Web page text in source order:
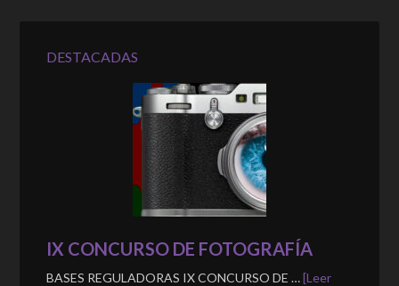
DESTACADAS
IX CONCURSO DE FOTOGRAFÍA
BASES REGULADORAS IX CONCURSO DE …[Leer